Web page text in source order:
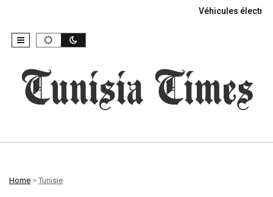
Véhicules
Home > Tunisie